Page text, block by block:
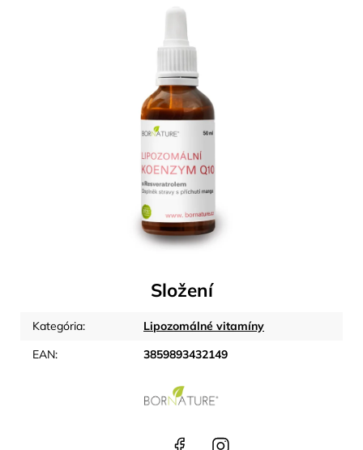
Složení
Kategória:
Lipozomálné vitamíny
EAN: 3859893432149
Face
Insta